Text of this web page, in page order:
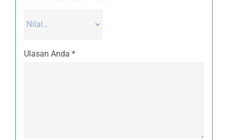
Ulasan Anda *